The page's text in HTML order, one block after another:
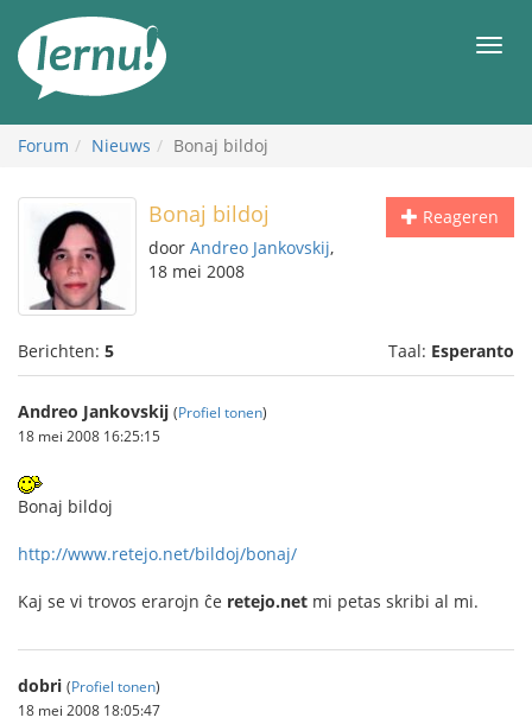
inhoud
Forum Nieuws Bonaj bildoj
Reageren
Bonaj bildoj
door Andreo Jankovskij,
18 mei 2008
Berichten: 5 Taal: Esperanto
Andreo Jankovskij (Profiel tonen)
18 mei 2008 16:25:15
Bonaj bildoj
http://www.retejo.net/bildoj/bonaj/
Kaj se vi trovos erarojn ĉe retejo.net mi petas skribi al mi.
dobri (Profiel tonen)
18 mei 2008 18:05:47